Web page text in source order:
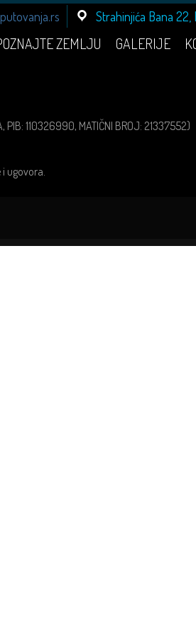
Strahinjića Bana 22,
ZEMLJU GALERIJE
110326990, MATIČNI BROJ: 21337552)
ugovora.